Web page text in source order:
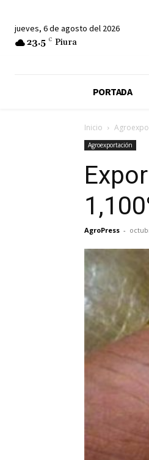
jueves, 6 de agosto del 2026
23.5 C Piura
PORTADA
Inicio
Agroexportación
AgroPress -